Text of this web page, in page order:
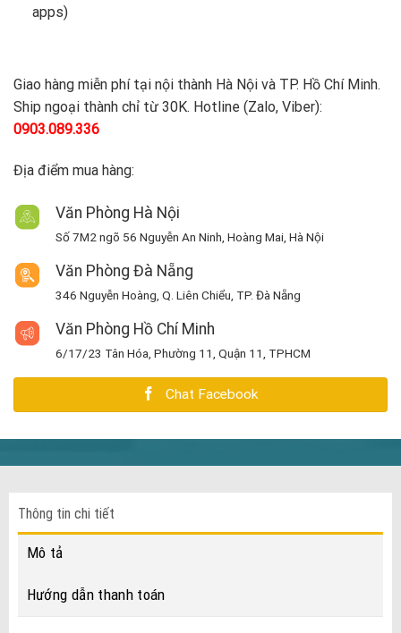
apps)
Giao hàng miễn phí tại nội thành Hà Nội và TP. Hồ Chí Minh.
Ship ngoại thành chỉ từ 30K. Hotline (Zalo, Viber):
0903.089.336
Địa điểm mua hàng:
Văn Phòng Hà Nội
Số 7M2 ngõ 56 Nguyễn An Ninh, Hoàng Mai, Hà Nội
Văn Phòng Đà Nẵng
346 Nguyễn Hoàng, Q. Liên Chiểu, TP. Đà Nẵng
Văn Phòng Hồ Chí Minh
6/17/23 Tân Hóa, Phường 11, Quận 11, TPHCM
Chat Facebook
Thông tin chi tiết
Mô tả
Hướng dẫn thanh toán